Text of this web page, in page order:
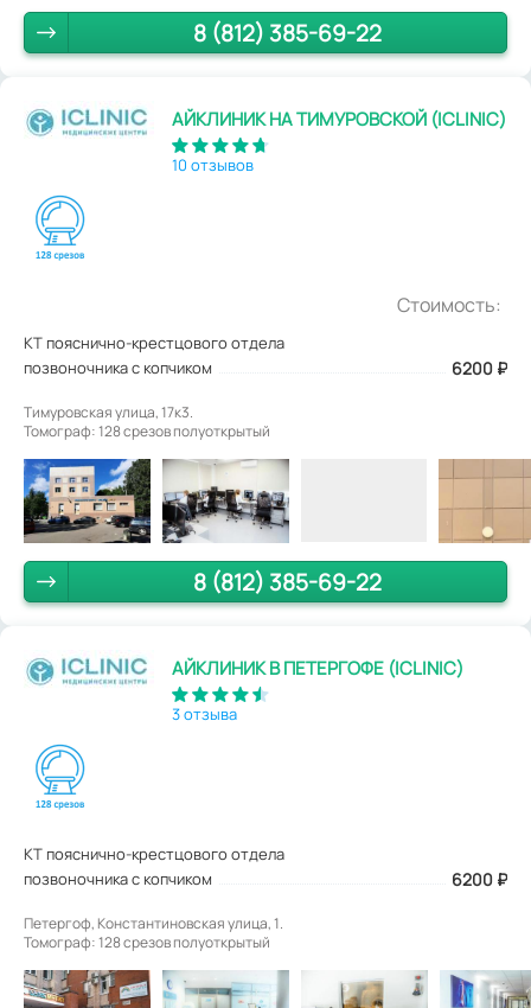
8 (812) 385-69-22
АЙКЛИНИК НА ТИМУРОВСКОЙ (ICLINIC)
10 отзывов
Стоимость:
КТ пояснично-крестцового отдела
позвоночника с копчиком
6200 ₽
Тимуровская улица, 17к3.
Томограф: 128 срезов полуоткрытый
8 (812) 385-69-22
АЙКЛИНИК В ПЕТЕРГОФЕ (ICLINIC)
3 отзыва
КТ пояснично-крестцового отдела
позвоночника с копчиком
6200 ₽
Петергоф, Константиновская улица, 1.
Томограф: 128 срезов полуоткрытый